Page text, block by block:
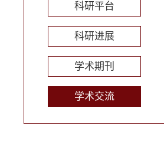
科研平台
科研进展
学术期刊
学术交流